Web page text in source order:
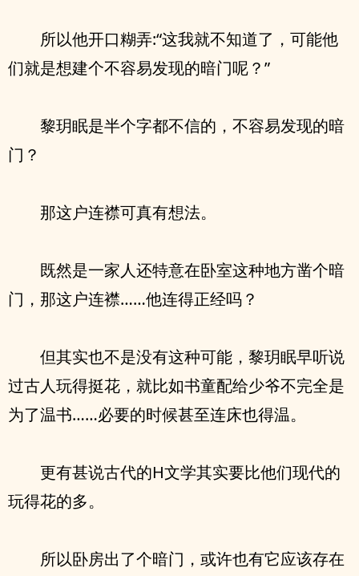
所以他开口糊弄:“这我就不知道了，可能他
们就是想建个不容易发现的暗门呢？”
黎玥眠是半个字都不信的，不容易发现的暗
门？
那这户连襟可真有想法。
既然是一家人还特意在卧室这种地方凿个暗
门，那这户连襟……他连得正经吗？
但其实也不是没有这种可能，黎玥眠早听说
过古人玩得挺花，就比如书童配给少爷不完全是
为了温书……必要的时候甚至连床也得温。
更有甚说古代的H文学其实要比他们现代的
玩得花的多。
所以卧房出了个暗门，或许也有它应该存在